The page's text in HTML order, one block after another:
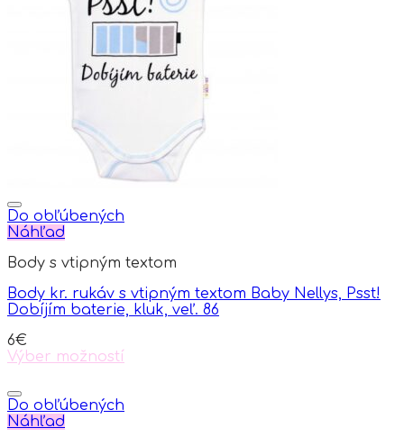
Do obľúbených
Náhľad
Body s vtipným textom
Body kr. rukáv s vtipným textom Baby Nellys, Psst!
Dobíjím baterie, kluk, veľ. 86
6€
Výber možností
product
has
multiple
Do obľúbených
Náhľad